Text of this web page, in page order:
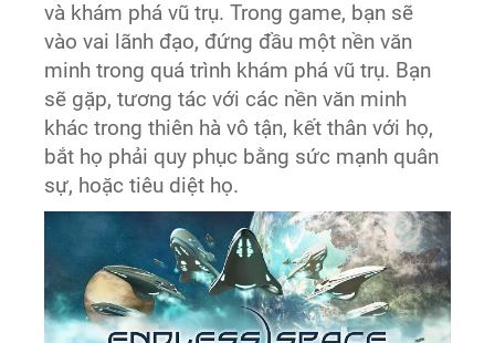
và khám phá vũ trụ. Trong game, bạn sẽ
vào vai lãnh đạo, đứng đầu một nền văn
minh trong quá trình khám phá vũ trụ. Bạn
sẽ gặp, tương tác với các nền văn minh
khác trong thiên hà vô tận, kết thân với họ,
bắt họ phải quy phục bằng sức mạnh quân
sự, hoặc tiêu diệt họ.